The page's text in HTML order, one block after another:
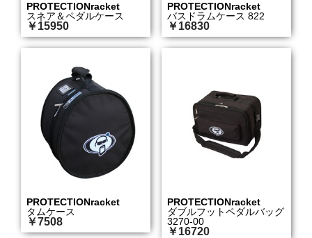
PROTECTIONracket
スネア＆ペダルケース
￥15950
PROTECTIONracket
バスドラムケース 822
￥16830
PROTECTIONracket
タムケース
￥7508
PROTECTIONracket
ダブルフットペダルバッグ
3270-00
￥16720